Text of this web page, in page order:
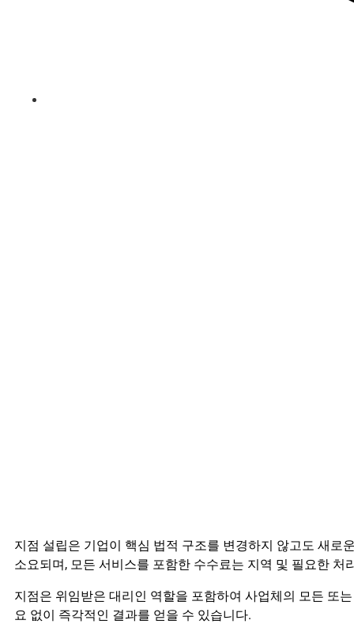
지점 설립은 기업이 핵심 법적 구조를 변경하지 않고도 새
소요되며, 모든 서비스를 포함한 수수료는 지역 및 필요한 처
지점은 위임받은 대리인 역할을 포함하여 사업체의 모든 또
요 없이 즉각적인 결과를 얻을 수 있습니다.